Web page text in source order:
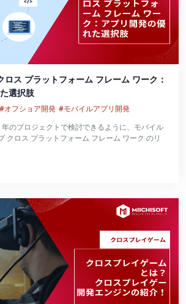
ロス プラットフォーム フレーム ワーク：
選択肢
#オフショア開発 #モバイルアプリ開発
のプロジェクトで検討できるように、モバイル
クロス プラットフォーム フレーム ワーク のリ